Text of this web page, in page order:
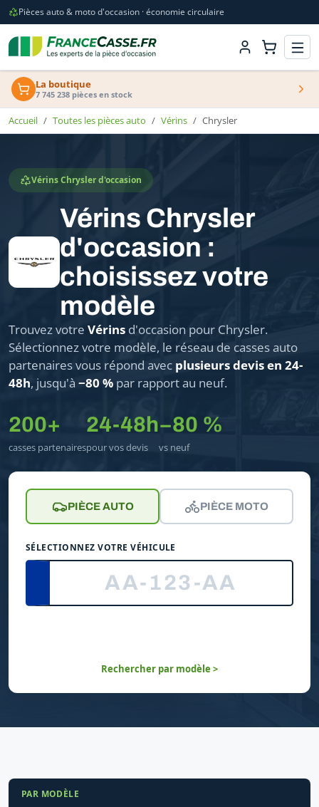
Pièces auto & moto d'occasion · économie circulaire
La boutique
7 745 238 pièces en stock
Accueil Toutes les pièces auto Vérins Chrysler
Vérins Chrysler d'occasion
Vérins Chrysler
d'occasion :
choisissez votre
modèle
Trouvez votre Vérins d'occasion pour Chrysler.
Sélectionnez votre modèle, le réseau de casses auto
partenaires vous répond avec plusieurs devis en 24-
48h, jusqu'à −80 % par rapport au neuf.
200+
casses partenaires
24-48h
pour vos devis
−80 %
vs neuf
PIÈCE AUTO PIÈCE MOTO
SÉLECTIONNEZ VOTRE VÉHICULE
Rechercher par modèle >
PAR MODÈLE